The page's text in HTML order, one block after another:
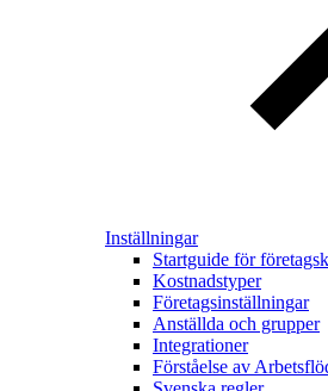
Inställningar
Startguide för
Kostnadstyper
Företagsinställningar
Anställda och grupper
Integrationer
Förståelse av